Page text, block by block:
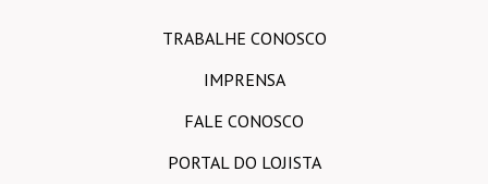
TRABALHE CONOSCO
IMPRENSA
FALE CONOSCO
PORTAL DO LOJISTA